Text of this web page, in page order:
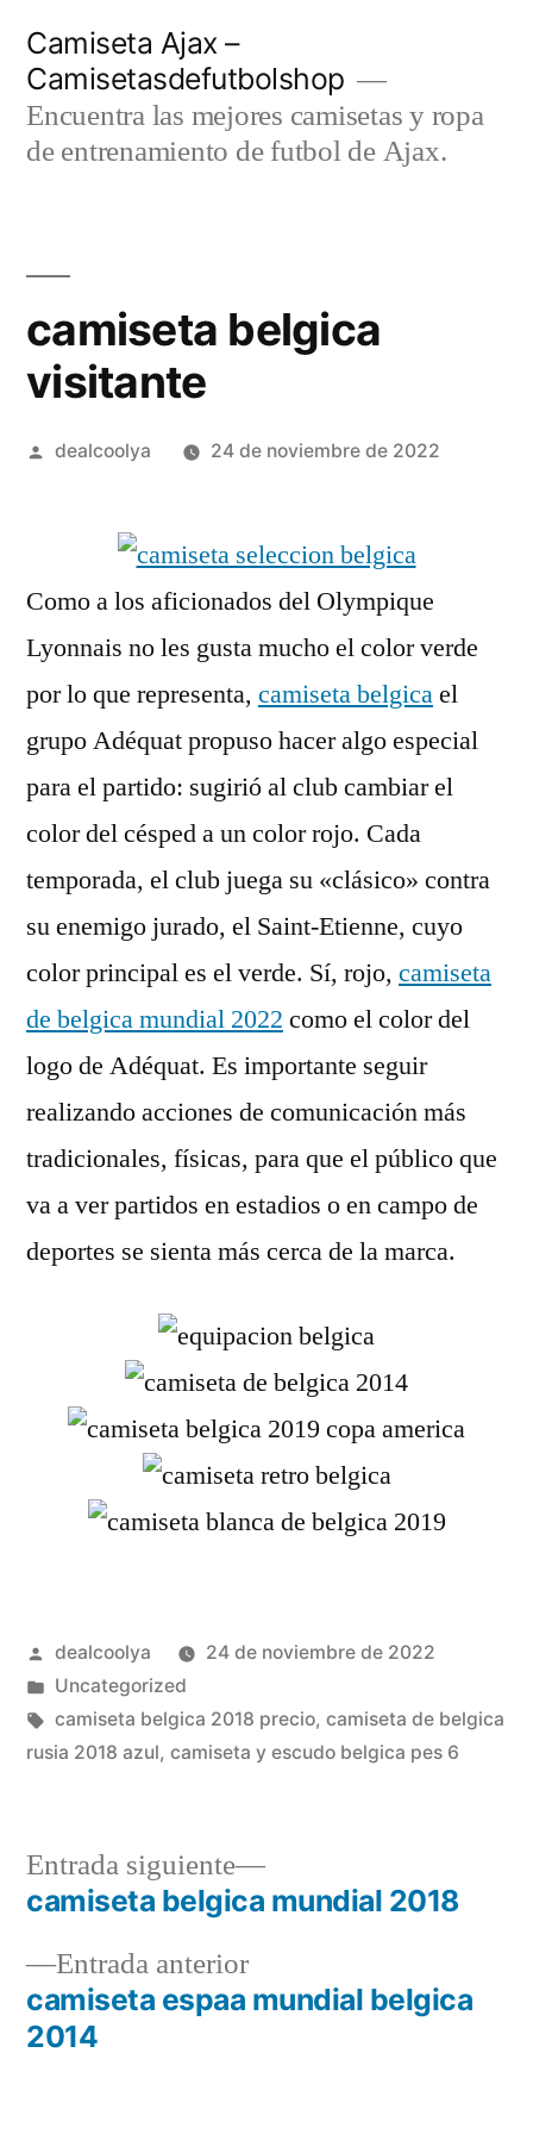
contenido
Camiseta Ajax –
Camisetasdefutbolshop
Encuentra las mejores camisetas y ropa
de entrenamiento de futbol de Ajax.
camiseta belgica
visitante
Publicado
dealcoolya 24 de noviembre de 2022
Como a los aficionados del Olympique
Lyonnais no les gusta mucho el color verde
por lo que representa, camiseta belgicael
grupo Adéquat propuso hacer algo especial
para el partido: sugirió al club cambiar el
color del césped a un color rojo. Cada
temporada, el club juega su «clásico» contra
su enemigo jurado, el Saint-Etienne, cuyo
color principal es el verde. Sí, rojo, camiseta
de belgica mundial 2022 como el color del
logo de Adéquat. Es importante seguir
realizando acciones de comunicación más
tradicionales, físicas, para que el público que
va a ver partidos en estadios o en campo de
deportes se sienta más cerca de la marca.
Publicado
por
dealcoolya
24 de noviembre de 2022
Publicado
en
Uncategorized
Etiquetas:
camiseta belgica 2018 precio, camiseta de belgica
rusia 2018 azul, camiseta y escudo belgica pes 6
Navegación
de
entradas
Entrada anteriorEntrada
anterior:
camiseta espaa mundial belgica
2014
Entrada siguiente
Entrada
siguiente:
camiseta belgica mundial 2018